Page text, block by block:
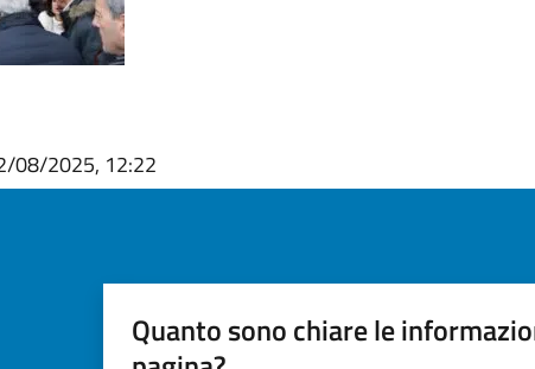
08/2025, 12:22
Quanto sono chiare le